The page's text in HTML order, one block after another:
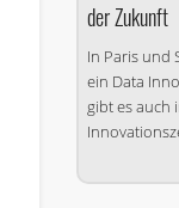
der Zukunft
In Paris und
ein Data
gibt es auch